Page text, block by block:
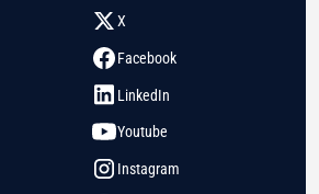
X
Facebook
LinkedIn
Youtube
Instagram